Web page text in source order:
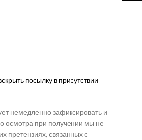
посылку в присутствии
немедленно зафиксировать и
осмотра при получении мы не
претензиях, связанных с